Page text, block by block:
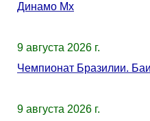
Динамо Мх
9 августа 2026 г.
Чемпионат Бразилии.
9 августа 2026 г.